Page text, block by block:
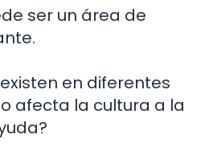
ser un área de
en diferentes
afecta la cultura a la